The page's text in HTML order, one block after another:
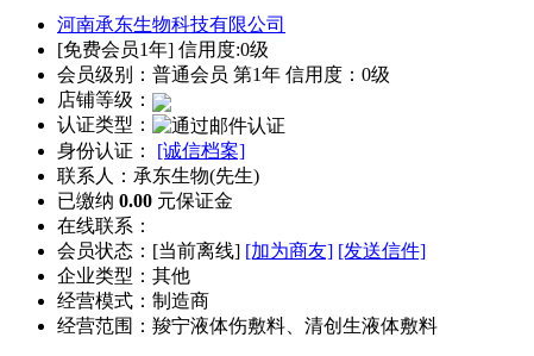
河南承东生物科技有限公司
[免费会员1年] 信用度:0级
会员级别：普通会员 第1年 信用度：0级
店铺等级：
认证类型：
身份认证： [诚信档案]
联系人：承东生物(先生)
已缴纳 0.00 元保证金
在线联系：
会员状态：[当前离线] [加为商友] [发送信件]
企业类型：其他
经营模式：制造商
经营范围：羧宁液体伤敷料、清创生液体敷料